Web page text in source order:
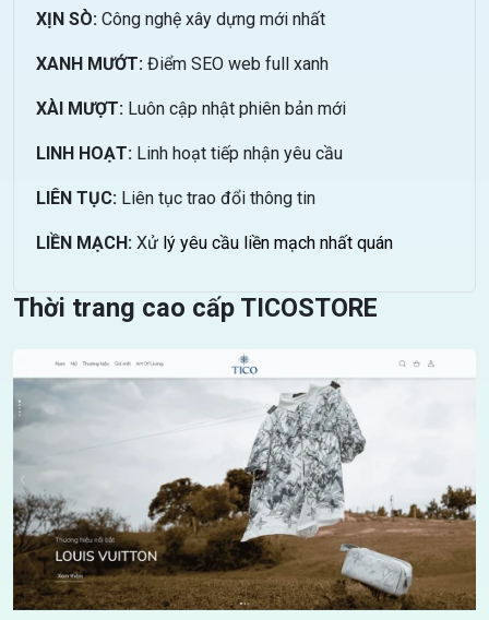
XỊN SÒ: Công nghệ xây dựng mới nhất
XANH MƯỚT: Điểm SEO web full xanh
XÀI MƯỢT: Luôn cập nhật phiên bản mới
LINH HOẠT: Linh hoạt tiếp nhận yêu cầu
LIÊN TỤC: Liên tục trao đổi thông tin
LIỀN MẠCH: Xử lý yêu cầu liền mạch nhất quán
Thời trang cao cấp TICOSTORE